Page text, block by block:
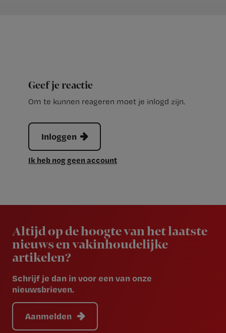
Geef je reactie
Om te kunnen reageren moet je inlogd zijn.
Inloggen
Ik heb nog geen account
Altijd op de hoogte van het laatste
nieuws en vakinhoudelijke
artikelen?
Schrijf je dan in voor een van onze
nieuwsbrieven.
Aanmelden